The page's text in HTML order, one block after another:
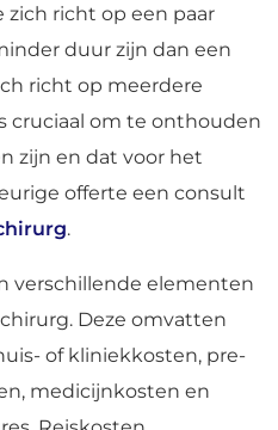
richt op een paar
duur zijn dan een
richt op meerdere
cruciaal om te onthouden
zijn en dat voor het
offerte een consult
.
verschillende elementen
Deze omvatten
of kliniekkosten, pre-
medicijnkosten en